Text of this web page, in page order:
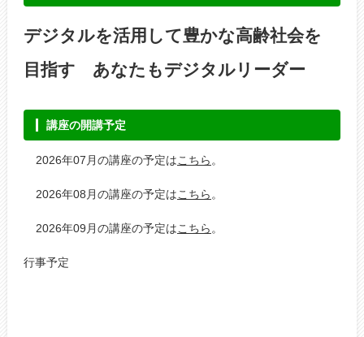
デジタルを活用して豊かな高齢社会を
目指す あなたもデジタルリーダー
講座の開講予定
2026年07月の講座の予定はこちら 。
2026年08月の講座の予定はこちら 。
2026年09月の講座の予定はこちら 。
行事予定